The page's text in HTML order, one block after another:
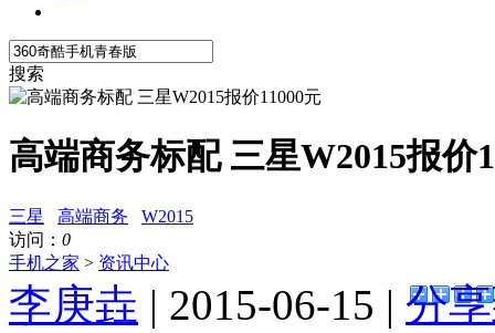
搜索
高端商务标配 三星W2015报价
三星 高端商务
W2015
访问： 0
手机之家 > 资讯中心
李庚垚 | 2015-06-15 | 分